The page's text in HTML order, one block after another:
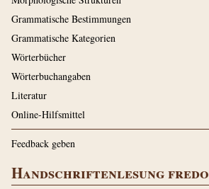
Grammatische Bestimmungen
Grammatische Kategorien
Wörterbücher
Wörterbuchangaben
Literatur
Online-Hilfsmittel
Feedback geben
Handschriftenlesung fredo